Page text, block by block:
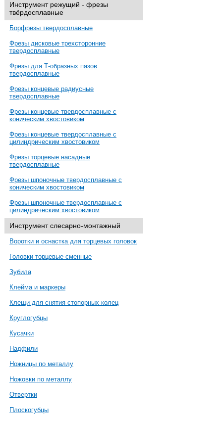
Инструмент режущий - фрезы
твёрдосплавные
Борфрезы твердосплавные
Фрезы дисковые трехсторонние
твердосплавные
Фрезы для Т-образных пазов
твердосплавные
Фрезы концевые радиусные
твердосплавные
Фрезы концевые твердосплавные с
коническим хвостовиком
Фрезы концевые твердосплавные с
цилиндрическим хвостовиком
Фрезы торцевые насадные
твердосплавные
Фрезы шпоночные твердосплавные с
коническим хвостовиком
Фрезы шпоночные твердосплавные с
цилиндрическим хвостовиком
Инструмент слесарно-монтажный
Воротки и оснастка для торцевых головок
Головки торцевые сменные
Зубила
Клейма и маркеры
Клещи для снятия стопорных колец
Круглогубцы
Кусачки
Надфили
Ножницы по металлу
Ножовки по металлу
Отвертки
Плоскогубцы